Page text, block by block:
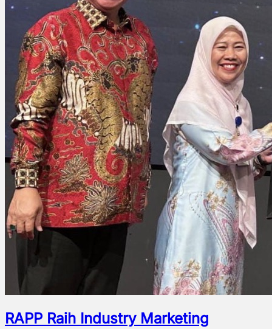
RAPP Raih Industry Marketing